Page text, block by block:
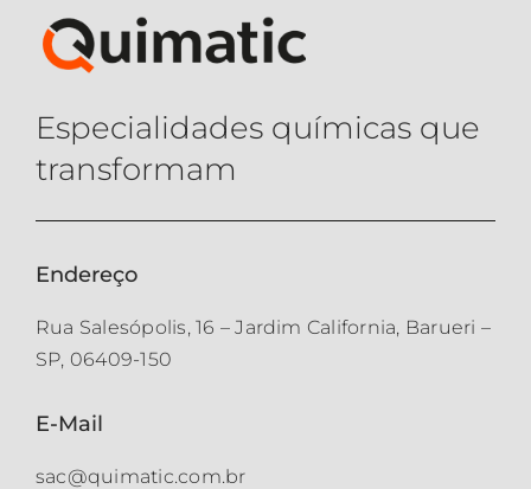
Especialidades químicas que
transformam
Endereço
Rua Salesópolis, 16 – Jardim California, Barueri –
SP, 06409-150
E-Mail
sac@quimatic.com.br